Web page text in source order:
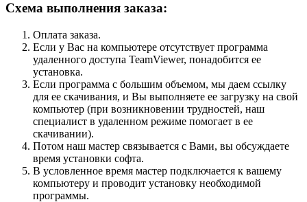
Схема выполнения заказа:
Оплата заказа.
Если у Вас на компьютере отсутствует программа
удаленного доступа TeamViewer, понадобится ее
установка.
Если программа с большим объемом, мы даем ссылку
для ее скачивания, и Вы выполняете ее загрузку на свой
компьютер (при возникновении трудностей, наш
специалист в удаленном режиме помогает в ее
скачивании).
Потом наш мастер связывается с Вами, вы обсуждаете
время установки софта.
В условленное время мастер подключается к вашему
компьютеру и проводит установку необходимой
программы.